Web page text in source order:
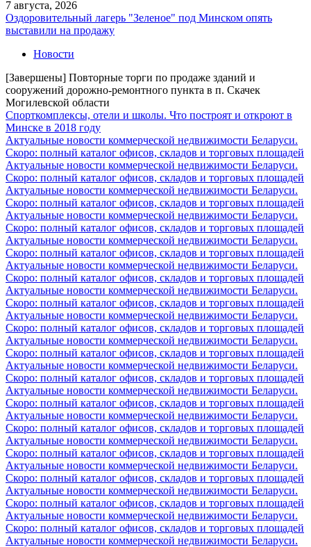
7 августа, 2026
Оздоровительный лагерь "Зеленое" под Минском опять
выставили на продажу
Новости
[Завершены] Повторные торги по продаже зданий и
сооружений дорожно-ремонтного пункта в п. Скачек
Могилевской области
Спорткомплексы, отели и школы. Что построят и откроют в
Минске в 2018 году
Актуальные новости коммерческой недвижимости Беларуси.
Скоро: полный каталог офисов, складов и торговых площадей
Актуальные новости коммерческой недвижимости Беларуси.
Скоро: полный каталог офисов, складов и торговых площадей
Актуальные новости коммерческой недвижимости Беларуси.
Скоро: полный каталог офисов, складов и торговых площадей
Актуальные новости коммерческой недвижимости Беларуси.
Скоро: полный каталог офисов, складов и торговых площадей
Актуальные новости коммерческой недвижимости Беларуси.
Скоро: полный каталог офисов, складов и торговых площадей
Актуальные новости коммерческой недвижимости Беларуси.
Скоро: полный каталог офисов, складов и торговых площадей
Актуальные новости коммерческой недвижимости Беларуси.
Скоро: полный каталог офисов, складов и торговых площадей
Актуальные новости коммерческой недвижимости Беларуси.
Скоро: полный каталог офисов, складов и торговых площадей
Актуальные новости коммерческой недвижимости Беларуси.
Скоро: полный каталог офисов, складов и торговых площадей
Актуальные новости коммерческой недвижимости Беларуси.
Скоро: полный каталог офисов, складов и торговых площадей
Актуальные новости коммерческой недвижимости Беларуси.
Скоро: полный каталог офисов, складов и торговых площадей
Актуальные новости коммерческой недвижимости Беларуси.
Скоро: полный каталог офисов, складов и торговых площадей
Актуальные новости коммерческой недвижимости Беларуси.
Скоро: полный каталог офисов, складов и торговых площадей
Актуальные новости коммерческой недвижимости Беларуси.
Скоро: полный каталог офисов, складов и торговых площадей
Актуальные новости коммерческой недвижимости Беларуси.
Скоро: полный каталог офисов, складов и торговых площадей
Актуальные новости коммерческой недвижимости Беларуси.
Скоро: полный каталог офисов, складов и торговых площадей
Актуальные новости коммерческой недвижимости Беларуси.